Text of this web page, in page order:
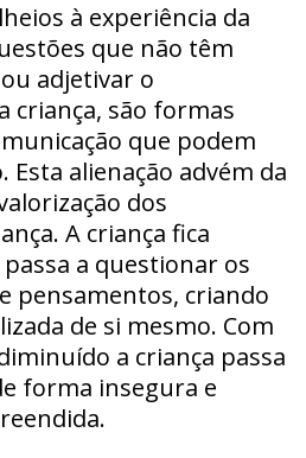
à experiência da
que não têm
adjetivar o
criança, são formas
que podem
Esta alienação advém da
dos
A criança fica
a questionar os
pensamentos, criando
de si mesmo. Com
a criança passa
forma insegura e